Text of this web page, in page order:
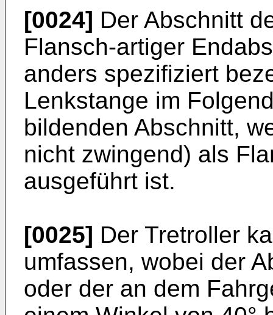
[0024] Der Abschnitt
Flansch-artiger
anders spezifiziert
Lenkstange im
bildenden Abschnitt,
nicht zwingend) als
ausgeführt ist.
[0025] Der Tretroller
umfassen, wobei der
oder der an dem